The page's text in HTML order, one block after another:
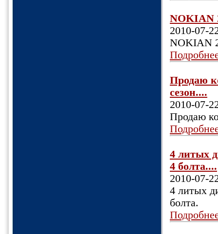
2010-07-
Продаю
сезон....
2010-07-
Продаю
4 литых
4 болта....
2010-07-
4 литых
болта.